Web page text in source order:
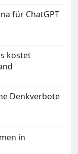
für ChatGPT
kostet
Denkverbote
in